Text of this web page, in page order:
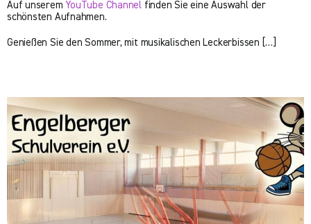
Auf unserem YouTube Channel finden Sie eine Auswahl der
schönsten Aufnahmen.
Genießen Sie den Sommer, mit musikalischen Leckerbissen […]